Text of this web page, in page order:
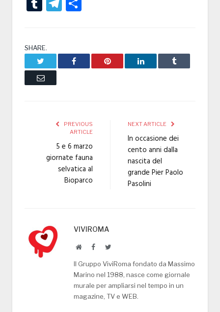
SHARE.
Facebook Pinterest LinkedIn Tumblr
Email
PREVIOUS
ARTICLE
5 e 6 marzo
giornate fauna
selvatica al
Bioparco
NEXT ARTICLE
In occasione dei
cento anni dalla
nascita del
grande Pier Paolo
Pasolini
VIVIROMA
WebsiteFacebookTwitter
Il Gruppo ViviRoma fondato da Massimo
Marino nel 1988, nasce come giornale
murale per ampliarsi nel tempo in un
magazine, TV e WEB.